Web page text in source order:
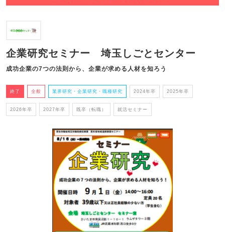
企業研究セミナー 埼玉しごとセンター
成功企業の7つの法則から、企業が求める人材を知ろう
終了 全般 業界研究・企業研究・職種研究 2024年卒 2025年卒
2026年卒 2027年卒 既卒（転職） 就活セミナー